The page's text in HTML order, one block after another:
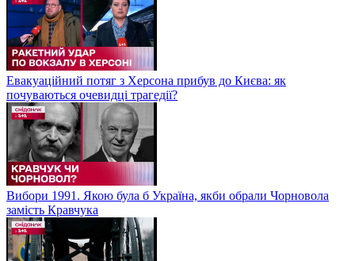
Евакуаційний потяг з Херсона прибув до Києва: як
почуваються очевидці трагедії?
Вибори 1991. Якою була б Україна, якби обрали Чорновола
замість Кравчука